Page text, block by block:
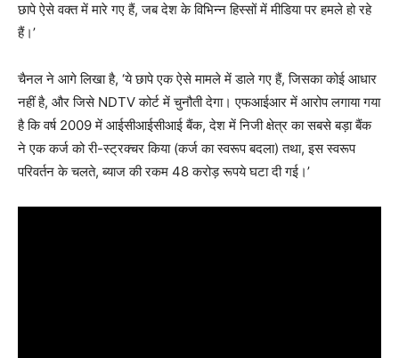
छापे ऐसे वक्त में मारे गए हैं, जब देश के विभिन्न हिस्सों में मीडिया पर हमले हो रहे
हैं।’
चैनल ने आगे लिखा है, ‘ये छापे एक ऐसे मामले में डाले गए हैं, जिसका कोई आधार
नहीं है, और जिसे NDTV कोर्ट में चुनौती देगा। एफआईआर में आरोप लगाया गया
है कि वर्ष 2009 में आईसीआईसीआई बैंक, देश में निजी क्षेत्र का सबसे बड़ा बैंक
ने एक कर्ज को री-स्ट्रक्चर किया (कर्ज का स्वरूप बदला) तथा, इस स्वरूप
परिवर्तन के चलते, ब्याज की रकम 48 करोड़ रूपये घटा दी गई।’